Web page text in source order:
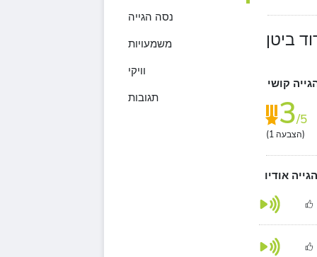
נסה הגייה
משמעויות
וויקי
תגובות
ביטן
קושי
3/5
(1 הצבעה)